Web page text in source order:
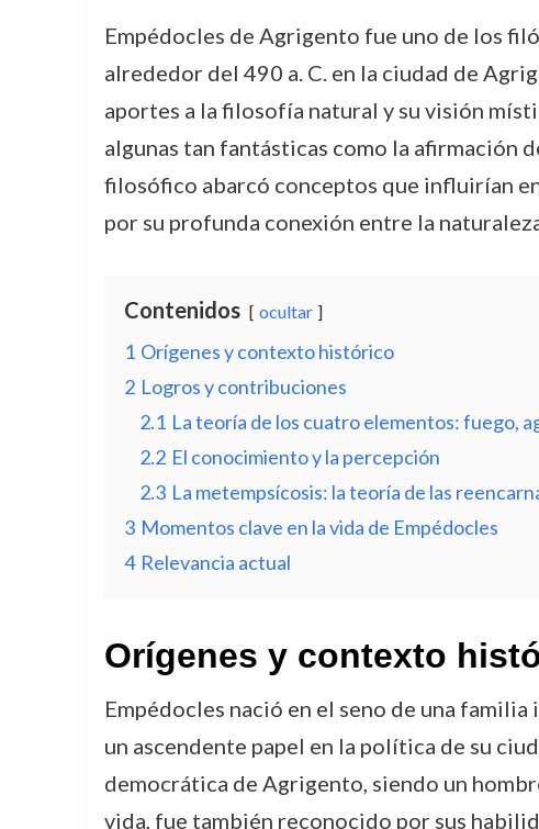
Empédocles de Agrigento fue uno de los
alrededor del 490 a. C. en la ciudad de
aportes a la filosofía natural y su visión
algunas tan fantásticas como la afirmación
filosófico abarcó conceptos que influirían
por su profunda conexión entre la
Contenidos ocultar
1 Orígenes y contexto histórico
2 Logros y contribuciones
2.1 La teoría de los cuatro elementos: fuego,
2.2 El conocimiento y la percepción
2.3 La metempsícosis: la teoría de las
3 Momentos clave en la vida de Empédocles
4 Relevancia actual
Orígenes y contexto
Empédocles nació en el seno de una
un ascendente papel en la política de su
democrática de Agrigento, siendo un
vida, fue también reconocido por sus